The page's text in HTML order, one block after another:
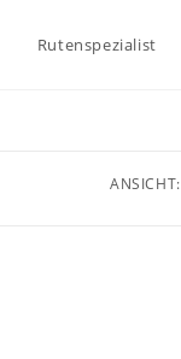
Rutenspezialist
ANSICHT: